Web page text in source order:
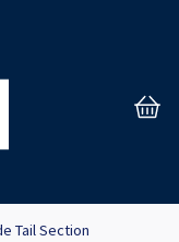
Tail Section